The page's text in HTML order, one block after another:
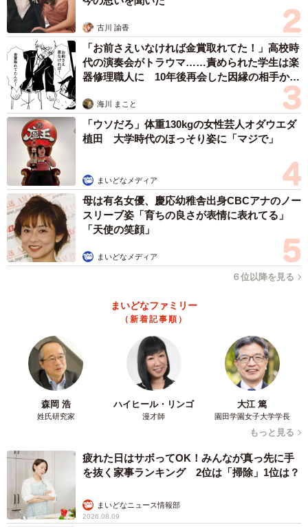
中で手に近づく瞬間があり、人馴れが少しずつ進んでいき
ました」
夢中で遊んでいる間に背中をひと撫でできた時は、幸せを
感じた。だが、むすびちゃんの警戒心はなかなか薄れず、
スキンシップに気づかれると噛みつきや猫パンチ。手には
愛しい生傷が絶えなかった。
古川 諭香
「お前さえいなければ金賞取れてた！」高校時
代の演奏会がトラウマ……責められた学生は楽
器修理職人に 10年後再会した因縁の相手から
海川 まこと
「ウソだろ」体重130kgの女性芸人オダウエダ
植田 大学時代のほっそり姿に「マジで」
まいどなメディア
母は有名女優、慶応幼稚舎出身CBCアナのノー
スリーブ姿「育ちの良さが表情に表れてる」
「天使の笑顔」
まいどなメディア
６位以降を見る
まいどなファミリー
（新着記事順）
森岡 浩
姓氏研究家
ハイヒール・リンゴ
漫才師
大江 篤
園田学園女子大学学長
もっと見る
疲れた日はサボってOK！みんなが真っ先に手
を抜く家事ランキング 2位は「掃除」1位は？
まいどなニュース情報部
2026.08.09